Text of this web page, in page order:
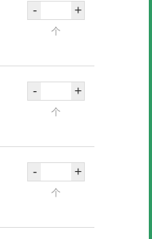
- +
个
- +
个
- +
个